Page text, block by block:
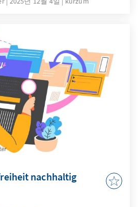
Bundeswehr und
und Soldaten bei
nachhaltig